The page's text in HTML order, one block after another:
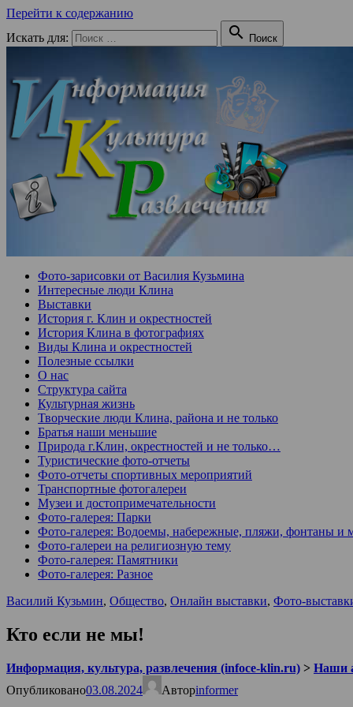
Перейти к содержанию
Искать для:
 Поиск
Фото-зарисовки от Василия Кузьмина
Интересные люди Клина
Выставки
История г. Клин и окрестностей
История Клина в фотографиях
Виды Клина и окрестностей
Полезные ссылки
О нас
Структура сайта
Культурная жизнь
Творческие люди Клина, района и не только
Братья наши меньшие
Природа г.Клин, окрестностей и не только…
Туристические фото-отчеты
Фото-отчеты спортивных мероприятий
Транспортные фотогалереи
Музеи и достопримечательности
Фото-галерея: Парки
Фото-галерея: Водоемы, набережные, пляжи, фонтаны и
Фото-галереи на религиозную тему
Фото-галерея: Памятники
Фото-галерея: Разное
Василий Кузьмин, Общество, Онлайн выставки, Фото-
Кто если не мы!
Информация, культура, развлечения (infoce-klin.ru) > Наши
Опубликовано03.08.2024 Авторinformer